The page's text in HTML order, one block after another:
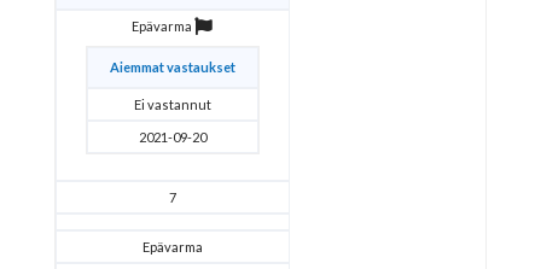
Epävarma
Aiemmat vastaukset
Ei vastannut
2021-09-20
7
Epävarma